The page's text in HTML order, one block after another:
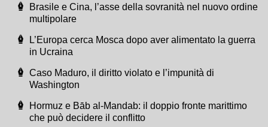
Brasile e Cina, l’asse della sovranità nel nuovo ordine
multipolare
L’Europa cerca Mosca dopo aver alimentato la guerra
in Ucraina
Caso Maduro, il diritto violato e l’impunità di
Washington
Hormuz e Bāb al-Mandab: il doppio fronte marittimo
che può decidere il conflitto